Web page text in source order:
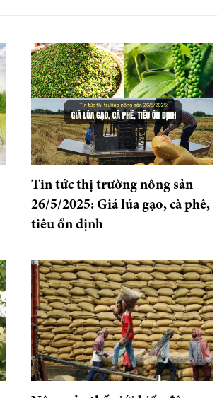
Tin tức thị trường nông sản
26/5/2025: Giá lúa gạo, cà phê,
tiêu ổn định